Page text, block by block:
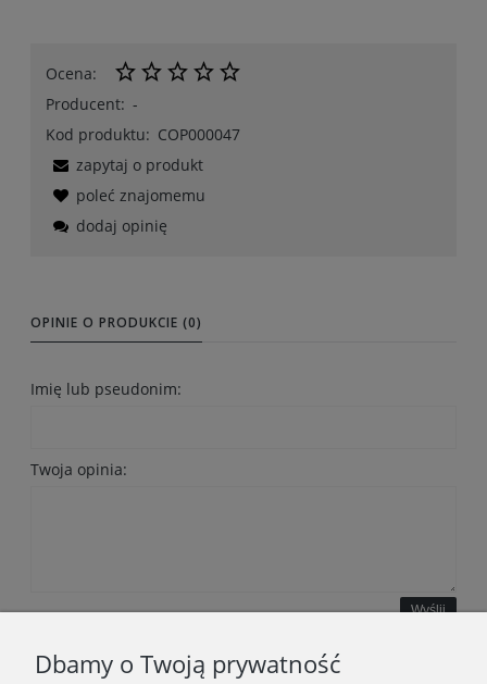
Ocena:
Producent: -
Kod produktu: COP000047
zapytaj o produkt
poleć znajomemu
dodaj opinię
OPINIE O PRODUKCIE (0)
Imię lub pseudonim:
Twoja opinia:
Wyślij
Dbamy o Twoją prywatność